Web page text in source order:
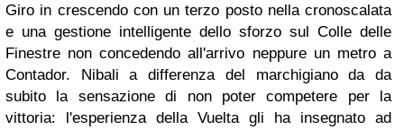
Giro in crescendo con un terzo posto nella cronoscalata
e una gestione intelligente dello sforzo sul Colle delle
Finestre non concedendo all'arrivo neppure un metro a
Contador. Nibali a differenza del marchigiano da da
subito la sensazione di non poter competere per la
vittoria: l'esperienza della Vuelta gli ha insegnato ad